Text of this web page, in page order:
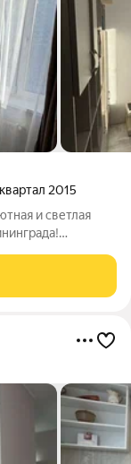
2015
и светлая